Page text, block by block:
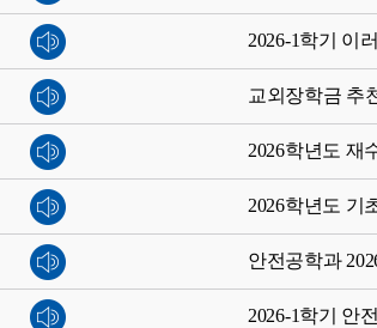
2026-1학기 이
교외장학금 추
2026학년도 재
2026학년도 기
안전공학과
2026-1학기 안